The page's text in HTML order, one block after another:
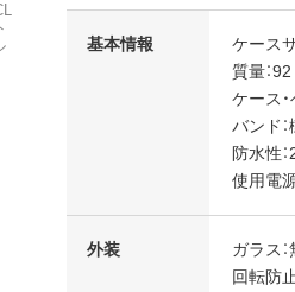
基本情報
ケース
質量：
ケース
バンド
防水性
使用電
外装
ガラス
回転防